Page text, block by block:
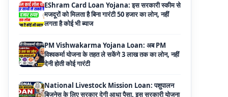
विश्वकर्मा योजना के तहत ले सकेंगे 3 लाख तक का लोन, नहीं
देनी होती कोई गारंटी
बिजनेस के लिए सरकार देगी आधा पैसा, इस सरकारी योजना
ने मचाया तहलका
59 Minutes Loan Scheme: सरकार की इस स्कीम
से मिनटों में पास होगा लोन, ऐसे करें ऑनलाइन अप्लाई